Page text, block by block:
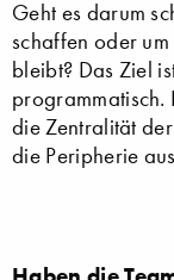
Geht es darum
schaffen oder
bleibt? Das Ziel
programmatisch.
die Zentralität
die Peripherie